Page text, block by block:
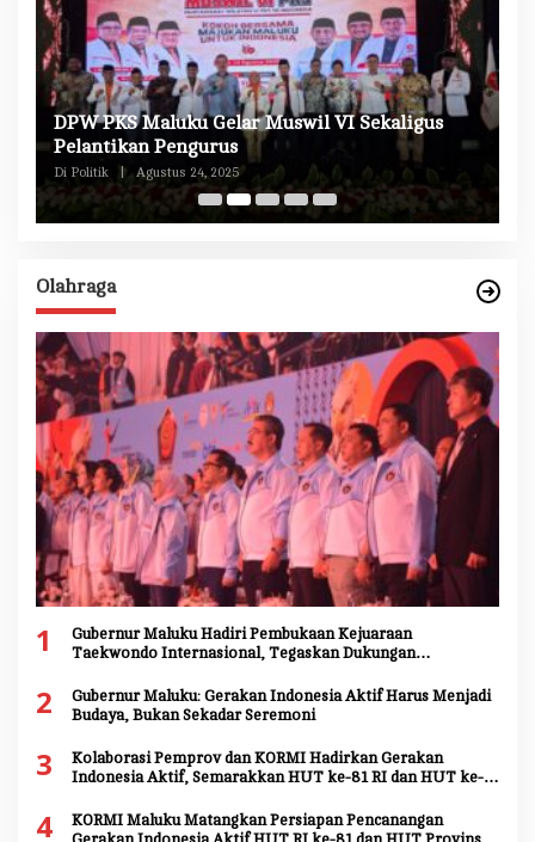
DPW PKS Maluku Gelar Muswil VI Sekaligus
Pelantikan Pengurus
Di Politik Agustus 24, 2025
Olahraga
1
Gubernur Maluku Hadiri Pembukaan Kejuaraan
Taekwondo Internasional, Tegaskan Dukungan
2
Gubernur Maluku: Gerakan Indonesia Aktif Harus Menjadi
Budaya, Bukan Sekadar Seremoni
3
Kolaborasi Pemprov dan KORMI Hadirkan Gerakan
Indonesia Aktif, Semarakkan HUT ke-81 RI dan HUT ke-
4
KORMI Maluku Matangkan Persiapan Pencanangan